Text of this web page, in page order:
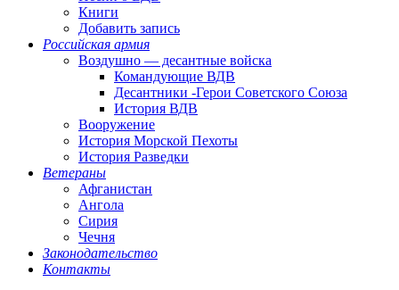
Книги
Добавить запись
Российская армия
Воздушно — десантные войска
Командующие ВДВ
Десантники -Герои Советского Союза
История ВДВ
Вооружение
История Морской Пехоты
История Разведки
Ветераны
Афганистан
Ангола
Сирия
Чечня
Законодательство
Контакты